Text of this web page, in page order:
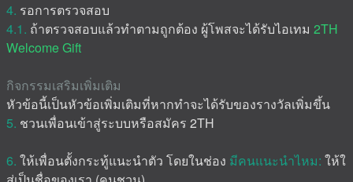
4. รอการตรวจสอบ
4.1. ถ้าตรวจสอบแล้วทำตามถูกต้อง ผู้โพสจะได้รับไอเทม 2TH
Welcome Gift
กิจกรรมเสริมเพิ่มเติม
หัวข้อนี้เป็นหัวข้อเพิ่มเติมที่หากทำจะได้รับของรางวัลเพิ่มขึ้น
5. ชวนเพื่อนเข้าสู่ระบบหรือสมัคร 2TH
6. ให้เพื่อนตั้งกระทู้แนะนำตัว โดยในช่อง มีคนแนะนำไหม: ให้ใ